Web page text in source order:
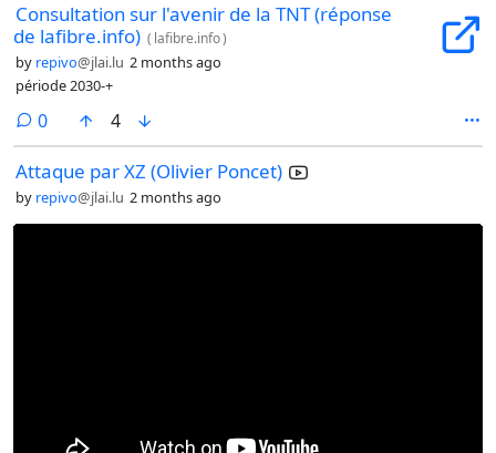
Consultation sur l'avenir de la TNT (réponse
de lafibre.info) ( lafibre.info)
by repivo@jlai.lu 2 months ago
période 2030-+
0comments
4
Attaque par XZ (Olivier Poncet)
by repivo@jlai.lu 2 months ago